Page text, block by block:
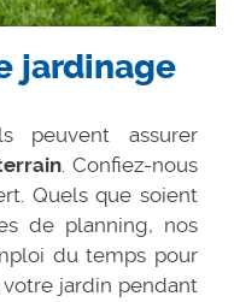
jardinage
peuvent assurer
. Confiez-nous
Quels que soient
de planning, nos
du temps pour
jardin pendant